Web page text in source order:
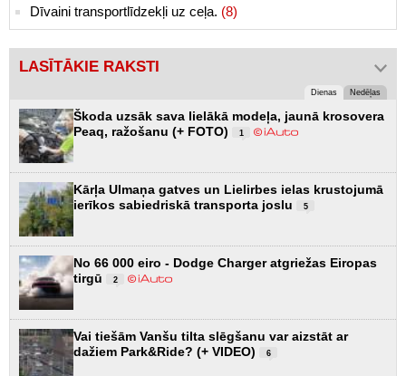
Dīvaini transportlīdzekļi uz ceļa. (8)
LASĪTĀKIE RAKSTI
Dienas Nedēļas
Škoda uzsāk sava lielākā modeļa, jaunā krosovera
Peaq, ražošanu (+ FOTO)
1
Kārļa Ulmaņa gatves un Lielirbes ielas krustojumā
ierīkos sabiedriskā transporta joslu
5
No 66 000 eiro - Dodge Charger atgriežas Eiropas
tirgū
2
Vai tiešām Vanšu tilta slēgšanu var aizstāt ar
dažiem Park&Ride? (+ VIDEO)
6